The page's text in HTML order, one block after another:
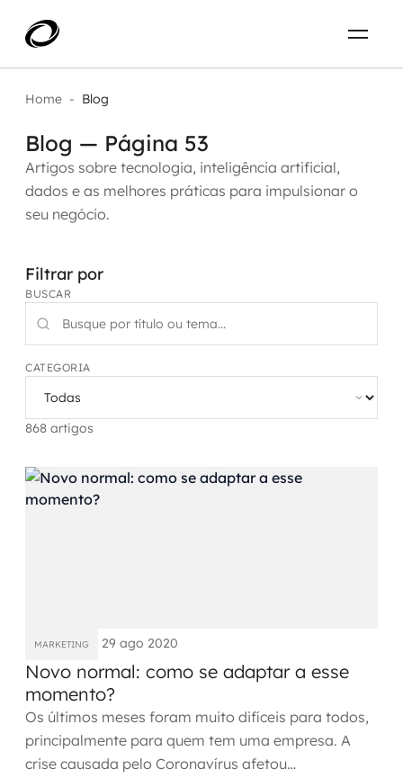
O que resolvemos
Aplicar IA com impacto real
IA Generativa
Agentes de IA
Aceleradores de IA
Automação inteligente
RPA e hiperautomação
Engenharia de dados
Data Platforms
Business Intelligence
Projetos
Carreira
PT-BR
ENTRE EM CONTATO
Home - Blog
Blog — Página 53
Artigos sobre tecnologia, inteligência artificial,
dados e as melhores práticas para impulsionar o
seu negócio.
Filtrar por
BUSCAR
CATEGORIA
868 artigos
MARKETING 29 ago 2020
Novo normal: como se adaptar a esse
momento?
Os últimos meses foram muito difíceis para todos,
principalmente para quem tem uma empresa. A
crise causada pelo Coronavírus afetou